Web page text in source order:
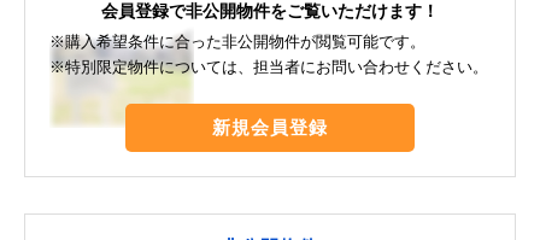
会員登録で非公開物件をご覧いただけます！
※購入希望条件に合った非公開物件が閲覧可能です。
※特別限定物件については、担当者にお問い合わせください。
新規会員登録